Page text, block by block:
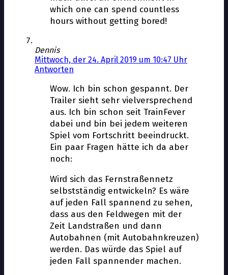
which one can spend countless
hours without getting bored!
Dennis
Mittwoch, der 24. April 2019 um 10:47 Uhr
Antworten
Wow. Ich bin schon gespannt. Der
Trailer sieht sehr vielversprechend
aus. Ich bin schon seit TrainFever
dabei und bin bei jedem weiteren
Spiel vom Fortschritt beeindruckt.
Ein paar Fragen hätte ich da aber
noch:
Wird sich das Fernstraßennetz
selbstständig entwickeln? Es wäre
auf jeden Fall spannend zu sehen,
dass aus den Feldwegen mit der
Zeit Landstraßen und dann
Autobahnen (mit Autobahnkreuzen)
werden. Das würde das Spiel auf
jeden Fall spannender machen.